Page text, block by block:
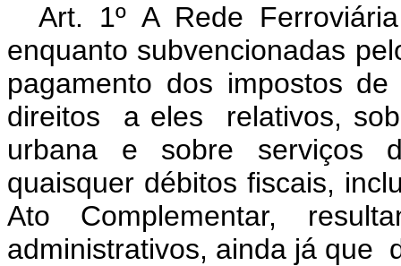
Art. 1º A Rede
enquanto subvencionadas
pagamento dos im­postos
direitos a eles relativos,
urbana e sobre serviços
quaisquer débitos fiscais,
Ato Complementar,
administrativos, ainda já que